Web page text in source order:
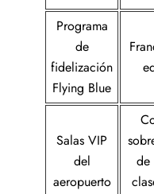
Programa
de
fidelización
Flying Blue
Salas VIP
del
aeropuerto
de